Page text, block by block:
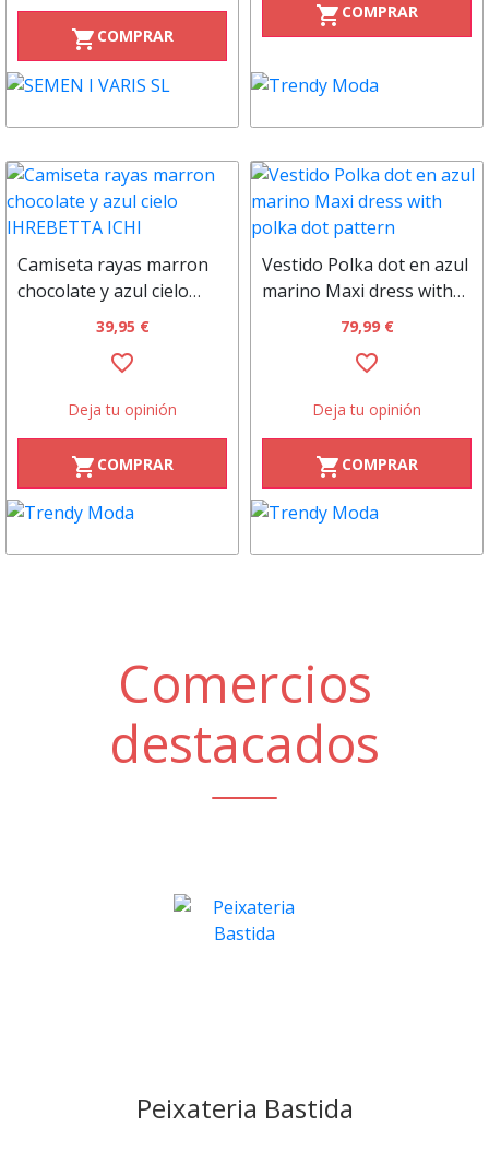
shopping_cart COMPRAR
shopping_cart COMPRAR
Camiseta rayas marron
chocolate y azul cielo
IHREBETTA ICHI
39,95 €
favorite_border
Deja tu opinión
shopping_cart COMPRAR
Vestido Polka dot en azul
marino Maxi dress with
polka dot pattern
79,99 €
favorite_border
Deja tu opinión
shopping_cart COMPRAR
Comercios
destacados
Peixateria Bastida